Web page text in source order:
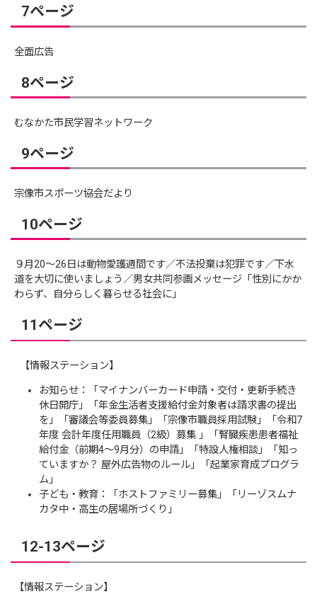
7ページ
全面広告
8ページ
むなかた市民学習ネットワーク
9ページ
宗像市スポーツ協会だより
10ページ
９月20～26日は動物愛護週間です／不法投棄は犯罪です／下水
道を大切に使いましょう／男女共同参画メッセージ「性別にかか
わらず、自分らしく暮らせる社会に」
11ページ
【情報ステーション】
お知らせ：「マイナンバーカード申請・交付・更新手続き
休日開庁」「年金生活者支援給付金対象者は請求書の提出
を」「審議会等委員募集」「宗像市職員採用試験」「令和7
年度 会計年度任用職員（2級）募集 」「腎臓疾患患者福祉
給付金（前期4～9月分）の申請」「特設人権相談」「知っ
ていますか？ 屋外広告物のルール」「起業家育成プログラ
ム」
子ども・教育：「ホストファミリー募集」「リーゾスムナ
カタ中・高生の居場所づくり」
12-13ページ
【情報ステーション】